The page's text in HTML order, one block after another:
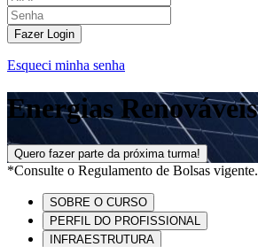
Fazer Login
Esqueci minha senha
Energias Renováveis
Quero fazer parte da próxima turma!
*Consulte o Regulamento de Bolsas vigente.
SOBRE O CURSO
PERFIL DO PROFISSIONAL
INFRAESTRUTURA